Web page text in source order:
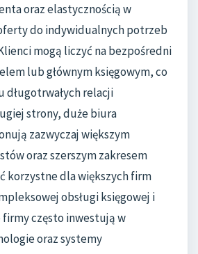
oraz elastycznością w
do indywidualnych potrzeb
mogą liczyć na bezpośredni
lub głównym księgowym, co
długotrwałych relacji
strony, duże biura
zazwyczaj większym
oraz szerszym zakresem
korzystne dla większych firm
obsługi księgowej i
często inwestują w
oraz systemy